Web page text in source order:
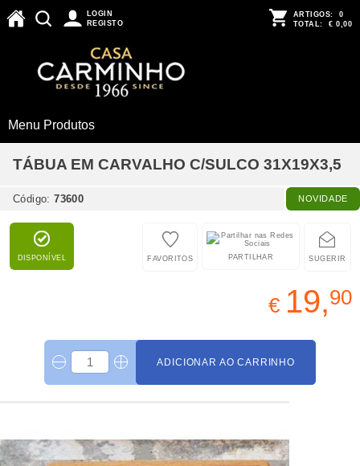
LOGIN
REGISTO
ARTIGOS: 0
TOTAL: € 0,00
Menu Produtos
TÁBUA EM CARVALHO C/SULCO 31X19X3,5
Código:73600 NOVIDADE
DISPONÍVEL SUGERIR
PARTILHAR
FAVORITOS
€ 19,90
ADICIONAR AO CARRINHO